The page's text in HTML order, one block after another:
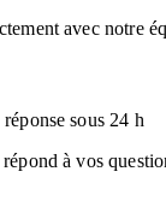
avec notre
sous 24 h
à vos